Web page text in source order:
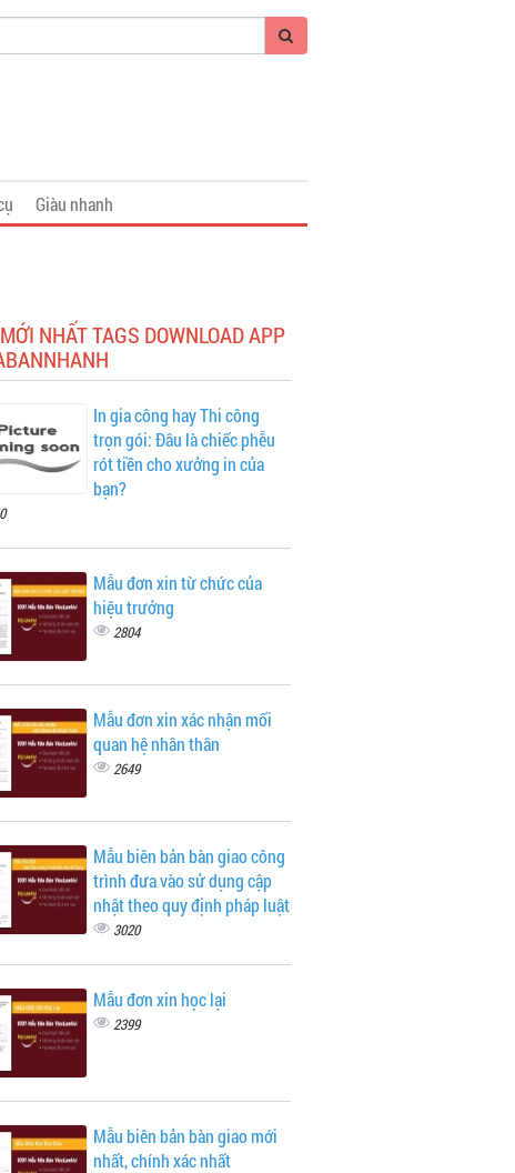
Giàu nhanh
NHẤT TAGS DOWNLOAD APP
In gia công hay Thi công
trọn gói: Đâu là chiếc phễu
rót tiền cho xưởng in của
bạn?
Mẫu đơn xin từ chức của
hiệu trưởng
2804
Mẫu đơn xin xác nhận mối
quan hệ nhân thân
2649
Mẫu biên bản bàn giao công
trình đưa vào sử dụng cập
nhật theo quy định pháp luật
3020
Mẫu đơn xin học lại
2399
Mẫu biên bản bàn giao mới
nhất, chính xác nhất